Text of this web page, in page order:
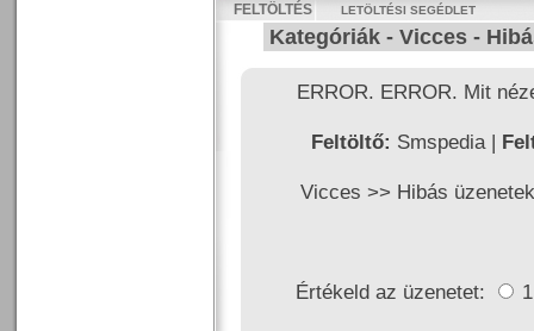
FELTÖLTÉS LETÖLTÉSI SEGÉDLET
Kategóriák - Vicces -
ERROR. ERROR. Mit
Feltöltő: Smspedia |
Vicces >> Hibás üzenetek
Értékeld az üzenetet: